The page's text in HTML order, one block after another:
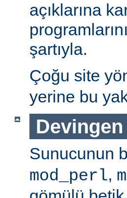
açıklarına
şartıyla.
Çoğu site
yerine bu
Sunucunun
mod_perl,